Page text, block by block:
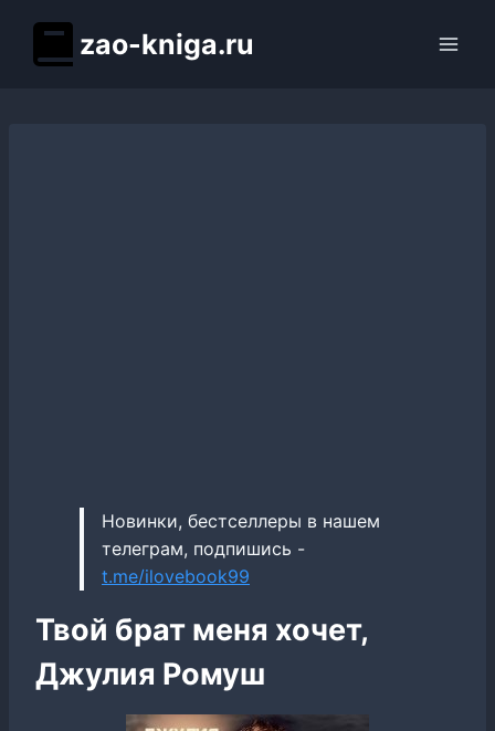
содержимому
zao-kniga.ru
Новинки, бестселлеры в нашем
телеграм, подпишись -
t.me/ilovebook99
Твой брат меня хочет,
Джулия Ромуш